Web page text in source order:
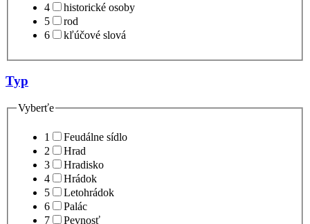
4
historické osoby
5
rod
6
kľúčové slová
Typ
Vyberťe
1
Feudálne sídlo
2
Hrad
3
Hradisko
4
Hrádok
5
Letohrádok
6
Palác
7
Pevnosť